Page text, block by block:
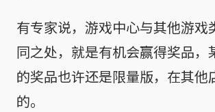
有专家说，游戏中心与其他游戏
同之处，就是有机会赢得奖品，
的奖品也许还是限量版，在其他
的。